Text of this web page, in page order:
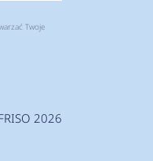
Twoje
2026